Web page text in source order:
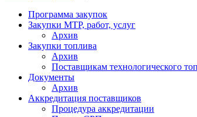
Программа закупок
Закупки МТР, работ, услуг
Архив
Закупки топлива
Архив
Поставщикам технологического
Документы
Архив
Аккредитация поставщиков
Процедура аккредитации